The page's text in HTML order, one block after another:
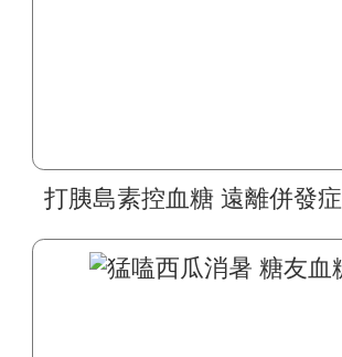
打胰島素控血糖 遠離併發症